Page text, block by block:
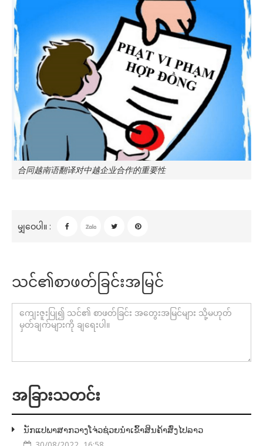
合同越南语翻译对中越企业合作的重要性
မျှဝေပါ။ :
သင်၏စာဖတ်ခြင်းအမြင်
အခြားသတင်း
ນັກແປພາສາກວາງໂຈ່ວຊ່ວຍນຳເຂົ້າສິນຄ້າສົ່ງໄປລາວ